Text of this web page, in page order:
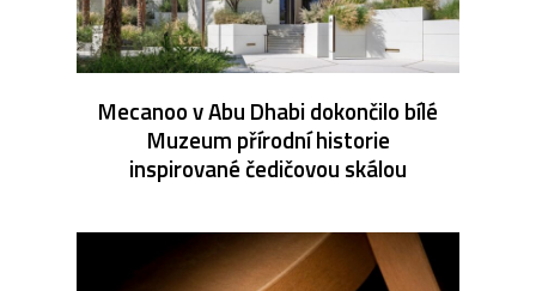
Mecanoo v Abu Dhabi dokončilo bílé
Muzeum přírodní historie
inspirované čedičovou skálou